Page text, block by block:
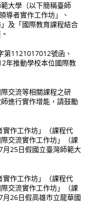
大學（以下簡稱臺師
導者實作工作坊」、
及「國際教育課程結合
1121017012號函、
年推動學校本位國際教
交流等相關課程之研
進行實作增能，請鼓勵
實作工作坊」（課程代
交流實作工作坊」（課
25日假國立臺灣師範大
實作工作坊」（課程代
交流實作工作坊」（課
26日假高雄市立龍華國